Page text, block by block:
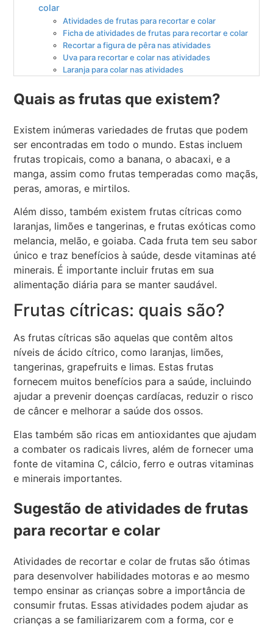
colar
Atividades de frutas para recortar e colar
Ficha de atividades de frutas para recortar e colar
Recortar a figura de pêra nas atividades
Uva para recortar e colar nas atividades
Laranja para colar nas atividades
Quais as frutas que existem?
Existem inúmeras variedades de frutas que podem
ser encontradas em todo o mundo. Estas incluem
frutas tropicais, como a banana, o abacaxi, e a
manga, assim como frutas temperadas como maçãs,
peras, amoras, e mirtilos.
Além disso, também existem frutas cítricas como
laranjas, limões e tangerinas, e frutas exóticas como
melancia, melão, e goiaba. Cada fruta tem seu sabor
único e traz benefícios à saúde, desde vitaminas até
minerais. É importante incluir frutas em sua
alimentação diária para se manter saudável.
Frutas cítricas: quais são?
As frutas cítricas são aquelas que contêm altos
níveis de ácido cítrico, como laranjas, limões,
tangerinas, grapefruits e limas. Estas frutas
fornecem muitos benefícios para a saúde, incluindo
ajudar a prevenir doenças cardíacas, reduzir o risco
de câncer e melhorar a saúde dos ossos.
Elas também são ricas em antioxidantes que ajudam
a combater os radicais livres, além de fornecer uma
fonte de vitamina C, cálcio, ferro e outras vitaminas
e minerais importantes.
Sugestão de atividades de frutas
para recortar e colar
Atividades de recortar e colar de frutas são ótimas
para desenvolver habilidades motoras e ao mesmo
tempo ensinar as crianças sobre a importância de
consumir frutas. Essas atividades podem ajudar as
crianças a se familiarizarem com a forma, cor e